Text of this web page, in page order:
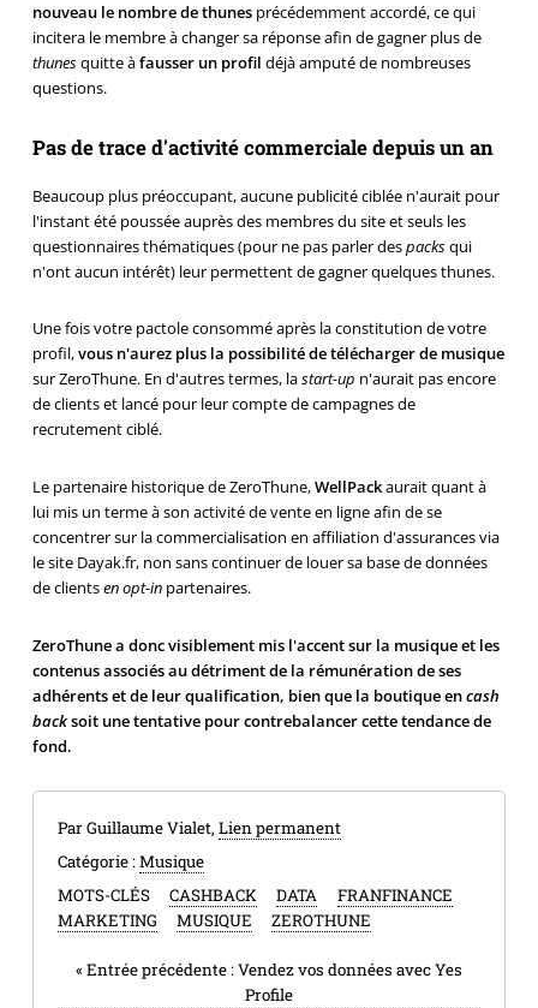
nouveau le nombre de thunesprécédemment accordé, ce qui
incitera le membre à changer sa réponse afin de gagner plus de
thunesquitte àfausser un profil déjà amputé de nombreuses
questions.
Pas de trace d'activité commerciale depuis un an
Beaucoup plus préoccupant, aucune publicité ciblée n'aurait pour
l'instant été poussée auprès des membres du site et seuls les
questionnaires thématiques (pour ne pas parler despacksqui
n'ont aucun intérêt) leur permettent de gagner quelques thunes.
Une fois votre pactole consommé après la constitution de votre
profil,vous n'aurez plus la possibilité de télécharger de musique
sur ZeroThune. En d'autres termes, lastart-up n'aurait pas encore
de clients et lancé pour leur compte de campagnes de
recrutement ciblé.
Le partenaire historique de ZeroThune,WellPackaurait quant à
lui mis un terme à son activité de vente en ligne afin de se
concentrer sur la commercialisation en affiliation d'assurances via
le site Dayak.fr, non sans continuer de louer sa base de données
de clientsen opt-inpartenaires.
ZeroThune a donc visiblement mis l'accent sur la musique et les
contenus associés au détriment de la rémunération de ses
adhérents et de leur qualification, bien que la boutique encash
backsoit une tentative pour contrebalancer cette tendance de
fond.
Par Guillaume Vialet, Lien permanent
Catégorie :Musique
MOTS-CLÉS
CASHBACK DATA
FRANFINANCE
MARKETING
MUSIQUE ZEROTHUNE
«Entrée précédente :Vendez vos données avec Yes
Profile